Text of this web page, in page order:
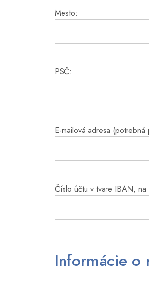
Mesto:
PSČ:
E-mailová adresa
Číslo účtu v tvare IBAN, na
Informácie o